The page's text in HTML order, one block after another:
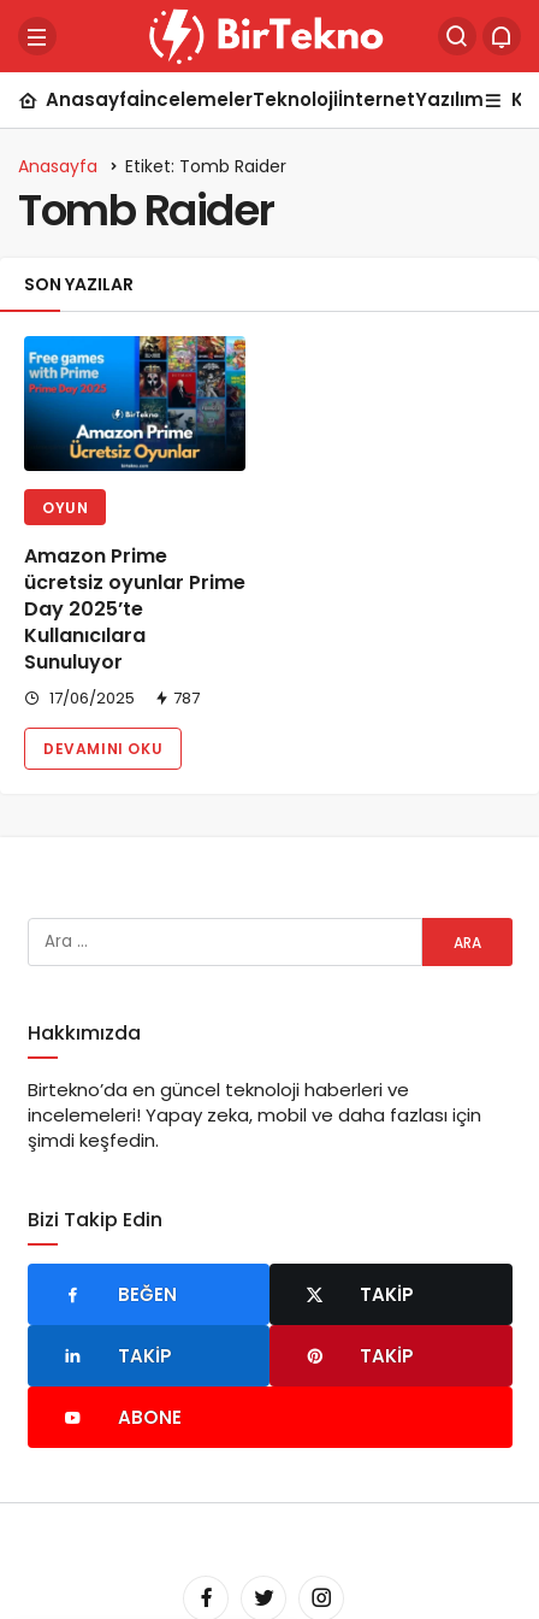
AnasayfaİncelemelerTeknolojiİnternetYazılım
Anasayfa Etiket: Tomb Raider
Tomb Raider
SON YAZILAR
OYUN
Amazon Prime
ücretsiz oyunlar Prime
Day 2025’te
Kullanıcılara
Sunuluyor
17/06/2025 787
DEVAMINI OKU
Hakkımızda
Birtekno’da en güncel teknoloji haberleri ve
incelemeleri! Yapay zeka, mobil ve daha fazlası için
şimdi keşfedin.
Bizi Takip Edin
BEĞEN TAKIP
TAKIP TAKIP
ABONE